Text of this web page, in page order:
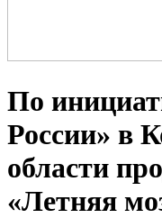
По
России» в
области
«Летняя